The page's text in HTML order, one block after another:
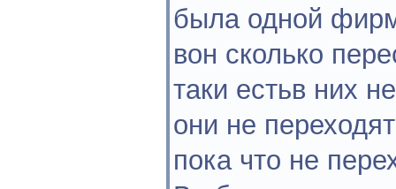
была одной
вон сколько
таки естьв них
они не
пока что не